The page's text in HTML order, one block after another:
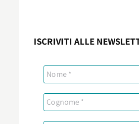
ISCRIVITI ALLE